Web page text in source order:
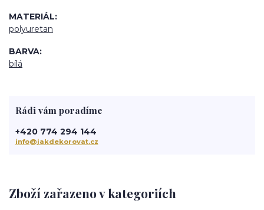
MATERIÁL
polyuretan
BARVA
bílá
Zboží zařazeno v kategoriích
Rádi vám poradíme
+420 774 294 144
info@jakdekorovat.cz